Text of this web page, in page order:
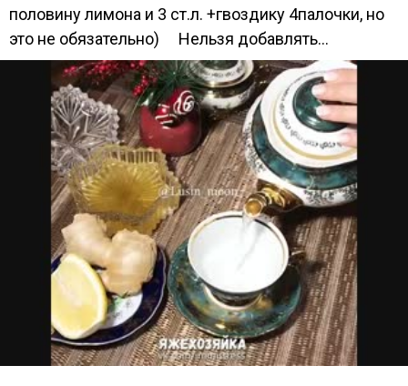
половину лимона и 3 ст.л. +гвоздику 4палочки, но
это не обязательно) ⠀ Нельзя добавлять...